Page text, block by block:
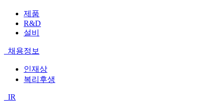
제품
R&D
설비
채용정보
인재상
복리후생
IR